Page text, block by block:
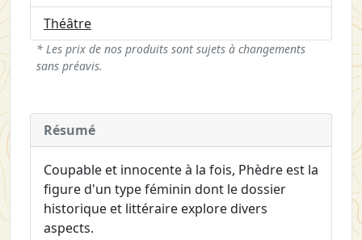
Théâtre
* Les prix de nos produits sont sujets à changements
sans préavis.
Résumé
Coupable et innocente à la fois, Phèdre est la
figure d'un type féminin dont le dossier
historique et littéraire explore divers
aspects.